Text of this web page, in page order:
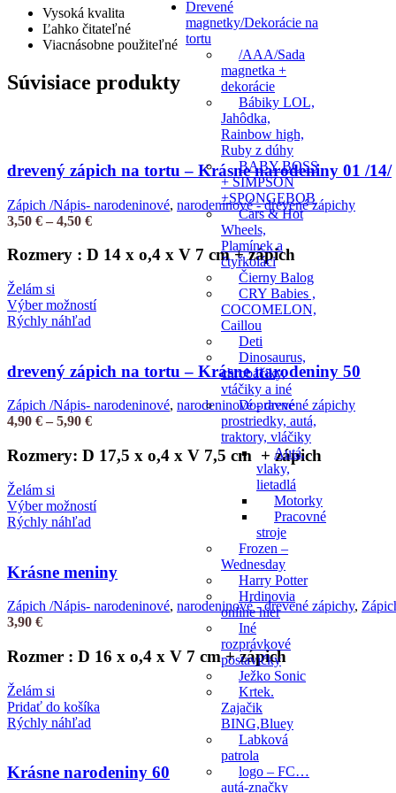
Drevené
magnetky/Dekorácie na
tortu
/AAA/Sada
magnetka +
dekorácie
Bábiky LOL,
Jahôdka,
Rainbow high,
Ruby z dúhy
BABY BOSS
+ SIMPSON
+SPONGEBOB
Cars & Hot
Wheels,
Plamínek a
čtyřkoláci
Čierny Balog
CRY Babies ,
COCOMELON,
Caillou
Deti
Dinosaurus,
chrobáčiky,
vtáčiky a iné
Dopravné
prostriedky, autá,
traktory, vláčiky
Autá,
vlaky,
lietadlá
Motorky
Pracovné
stroje
Frozen –
Wednesday
Harry Potter
Hrdinovia
online hier
Iné
rozprávkové
postavičky
Ježko Sonic
Krtek.
Zajačik
BING,Bluey
Labková
patrola
logo – FC…
autá-značky
Vysoká kvalita
Ľahko čitateľné
Viacnásobne použiteľné
Súvisiace produkty
drevený zápich na tortu – Krásne narodeniny 01 /14/
Zápich /Nápis- narodeninové, narodeninové - drevené zápichy
3,50 € – 4,50 €Price
3,50 €
Rozmery : D 14 x o,4 x V 7 cm + zápich
Želám si
Výber možnostíTento
variantov.
Možnosti
si
môžete
na
stránke
Rýchly náhľad
drevený zápich na tortu – Krásne narodeniny 50
Zápich /Nápis- narodeninové, narodeninové - drevené zápichy
4,90 € – 5,90 €Price
4,90 €
through
Rozmery: D 17,5 x o,4 x V 7,5 cm + zápich
Želám si
Výber možnostíTento
variantov.
Možnosti
si
môžete
na
stránke
Rýchly náhľad
Krásne meniny
Zápich /Nápis- narodeninové, narodeninové - drevené zápichy,
3,90 €
Rozmer : D 16 x o,4 x V 7 cm + zápich
Želám si
Pridať do košíka
Rýchly náhľad
Krásne narodeniny 60